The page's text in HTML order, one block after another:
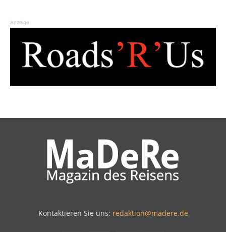
Anzeige
Kontaktieren Sie uns: redaktion@madere.de